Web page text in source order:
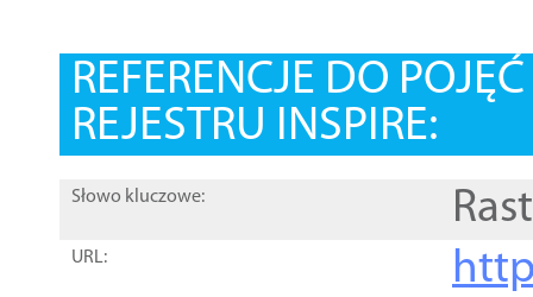
REFERENCJE DO
REJESTRU INSPIRE:
Słowo kluczowe:
URL: